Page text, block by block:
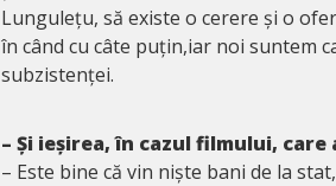
Lungulețu, să existe o cerere și o
în când cu câte puțin,iar noi suntem
subzistenței.
– Și ieșirea, în cazul filmului, care
– Este bine că vin niște bani de la